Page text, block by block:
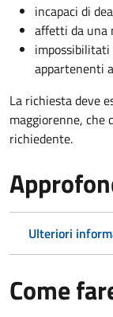
incapaci di
affetti da una
impossibilitati
appartenenti
La richiesta deve
maggiorenne, che
richiedente.
Ulteriori
Come